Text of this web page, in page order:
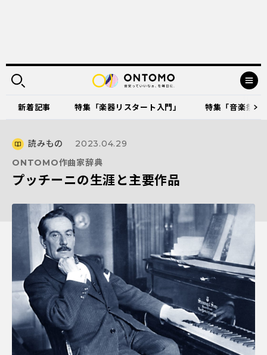
新着記事 特集「楽器リスタート入門」 特集「音楽祭
読みもの
2023.04.29
ONTOMO作曲家辞典
プッチーニの生涯と主要作品